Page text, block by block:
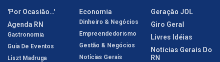
'Por Ocasião…'
Agenda RN
Gastronomia
Guia De Eventos
Liszt Madruga
Economia
Dinheiro & Negócios
Empreendedorismo
Gestão & Negócios
Notícias Gerais
Geração JOL
Giro Geral
Livres Idéias
Notícias Gerais Do
RN